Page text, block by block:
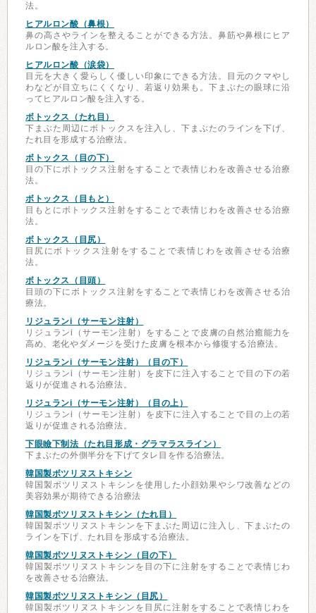
法。
ヒアルロン酸（鼻根）
鼻の高さやラインを整えることができる方法。鼻筋や鼻根にヒア
ルロン酸を注入する。
ヒアルロン酸（涙袋）
目元を大きく愛らしく優しい印象にできる方法。目元のクマやし
わなどが目立ちにくくなり、若返り効果も。下まぶたの眼球に沿
ってヒアルロン酸を注入する。
ボトックス（たれ目）
下まぶた周辺にボトックスを注入し、下まぶたのラインを下げ、
たれ目を形成する治療法。
ボトックス（目の下）
目の下にボトックス注射をすることで表情じわを改善させる治療
法。
ボトックス（目もと）
目もとにボトックス注射をすることで表情じわを改善させる治療
法。
ボトックス（目尻）
目尻にボトックス注射をすることで表情じわを改善させる治療
法。
ボトックス（目頭）
目頭の下にボトックス注射をすることで表情じわを改善させる治
療法。
リジュランi（サーモン注射）
リジュランi（サーモン注射）をすることで皮膚の自然治癒能力を
高め、老化やダメージを受けた皮膚を根本から修復する治療法。
リジュランi（サーモン注射）（目の下）
リジュランi（サーモン注射）を皮下に注入することで目の下の若
返りが促進される治療法。
リジュランi（サーモン注射）（目の上）
リジュランi（サーモン注射）を皮下に注入することで目の上の若
返りが促進される治療法。
下眼瞼下制法（たれ目形成・グラマラスライン）
下まぶたの外側半分を下げてタレ目を作る治療法。
韓国製ボツリヌストキシン
韓国製ボツリヌストキシンを使用した小顔効果やシワ改善などの
美容効果が期待できる治療法
韓国製ボツリヌストキシン（たれ目）
韓国製ボツリヌストキシンを下まぶた周辺に注入し、下まぶたの
ラインを下げ、たれ目を形成する治療法。
韓国製ボツリヌストキシン（目の下）
韓国製ボツリヌストキシンを目の下に注射をすることで表情じわ
を改善させる治療法。
韓国製ボツリヌストキシン（目尻）
韓国製ボツリヌストキシンを目尻に注射をすることで表情じわを